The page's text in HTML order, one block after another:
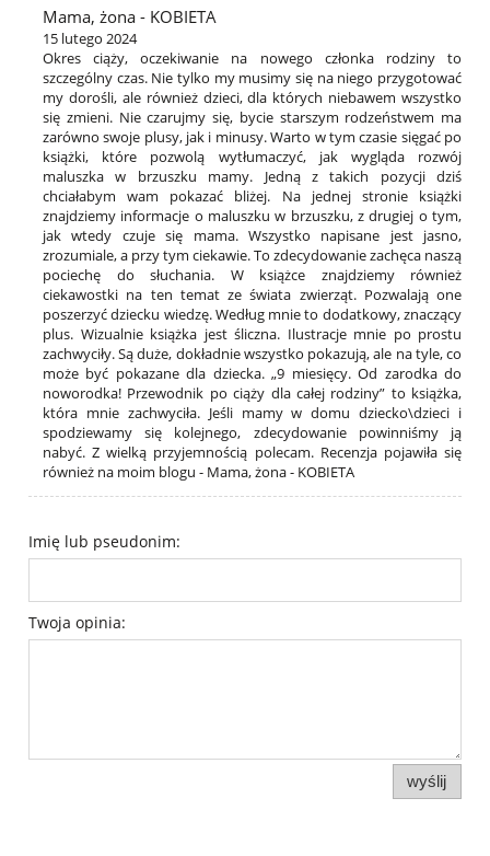
Mama, żona - KOBIETA
15 lutego 2024
Okres ciąży, oczekiwanie na nowego członka rodziny to
szczególny czas. Nie tylko my musimy się na niego przygotować
my dorośli, ale również dzieci, dla których niebawem wszystko
się zmieni. Nie czarujmy się, bycie starszym rodzeństwem ma
zarówno swoje plusy, jak i minusy. Warto w tym czasie sięgać po
książki, które pozwolą wytłumaczyć, jak wygląda rozwój
maluszka w brzuszku mamy. Jedną z takich pozycji dziś
chciałabym wam pokazać bliżej. Na jednej stronie książki
znajdziemy informacje o maluszku w brzuszku, z drugiej o tym,
jak wtedy czuje się mama. Wszystko napisane jest jasno,
zrozumiale, a przy tym ciekawie. To zdecydowanie zachęca naszą
pociechę do słuchania. W książce znajdziemy również
ciekawostki na ten temat ze świata zwierząt. Pozwalają one
poszerzyć dziecku wiedzę. Według mnie to dodatkowy, znaczący
plus. Wizualnie książka jest śliczna. Ilustracje mnie po prostu
zachwyciły. Są duże, dokładnie wszystko pokazują, ale na tyle, co
może być pokazane dla dziecka. „9 miesięcy. Od zarodka do
noworodka! Przewodnik po ciąży dla całej rodziny” to książka,
która mnie zachwyciła. Jeśli mamy w domu dziecko\dzieci i
spodziewamy się kolejnego, zdecydowanie powinniśmy ją
nabyć. Z wielką przyjemnością polecam. Recenzja pojawiła się
również na moim blogu - Mama, żona - KOBIETA
Imię lub pseudonim:
Twoja opinia:
wyślij